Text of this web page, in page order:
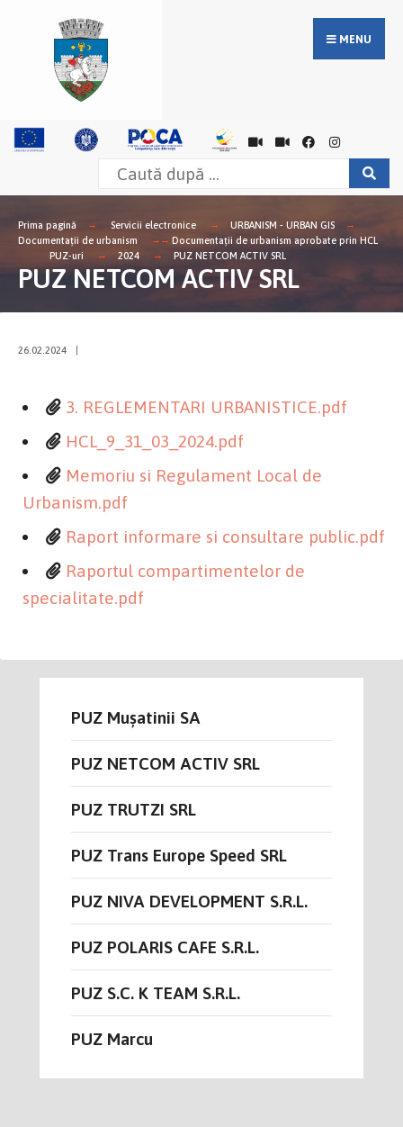
MENU
Prima pagină Servicii electronice
URBANISM - URBAN GIS
Documentații de urbanism
Documentații de urbanism aprobate prin HCL
PUZ-uri
2024 PUZ NETCOM ACTIV SRL
PUZ NETCOM ACTIV SRL
26.02.2024
3. REGLEMENTARI URBANISTICE.pdf
HCL_9_31_03_2024.pdf
Memoriu si Regulament Local de
Urbanism.pdf
Raport informare si consultare public.pdf
Raportul compartimentelor de
specialitate.pdf
PUZ Mușatinii SA
PUZ NETCOM ACTIV SRL
PUZ TRUTZI SRL
PUZ Trans Europe Speed SRL
PUZ NIVA DEVELOPMENT S.R.L.
PUZ POLARIS CAFE S.R.L.
PUZ S.C. K TEAM S.R.L.
PUZ Marcu